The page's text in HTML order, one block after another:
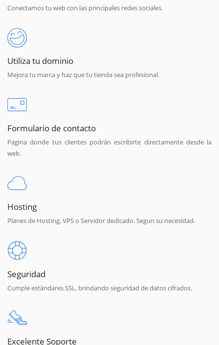
Conectamos tu web con las principales redes sociales.
Utiliza tu dominio
Mejora tu marca y haz que tu tienda sea profesional.
Formulario de contacto
Página donde tus clientes podrán escribirte directamente desde la
web.
Hosting
Planes de Hosting, VPS o Servidor dedicado. Segun su necesidad.
Seguridad
Cumple estándares SSL, brindando seguridad de datos cifrados.
Excelente Soporte